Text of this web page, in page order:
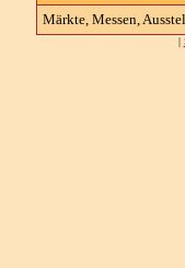
Märkte, Messen,
|